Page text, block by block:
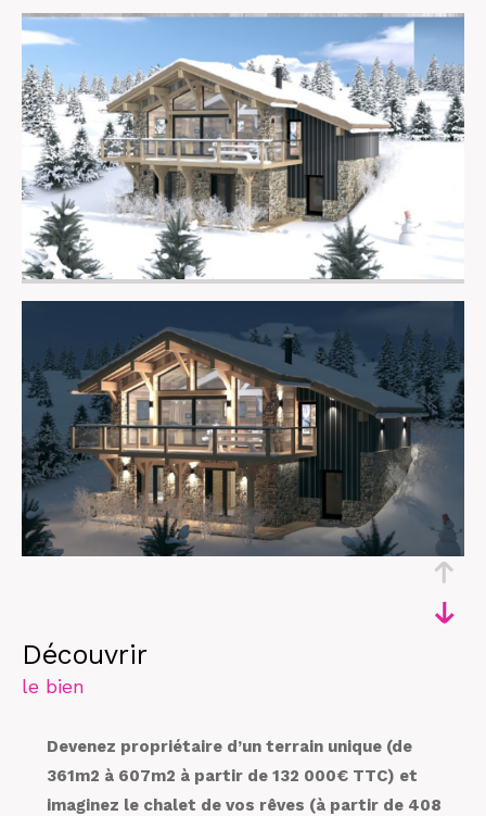
découvrir
le bien
Devenez propriétaire d’un terrain unique (de
361m2 à 607m2 à partir de 132 000€ TTC) et
imaginez le chalet de vos rêves (à partir de 408